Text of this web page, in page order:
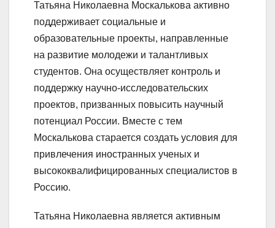
Татьяна Николаевна Москалькова активно
поддерживает социальные и
образовательные проекты, направленные
на развитие молодежи и талантливых
студентов. Она осуществляет контроль и
поддержку научно-исследовательских
проектов, призванных повысить научный
потенциал России. Вместе с тем
Москалькова старается создать условия для
привлечения иностранных ученых и
высококвалифицированных специалистов в
Россию.
Татьяна Николаевна является активным